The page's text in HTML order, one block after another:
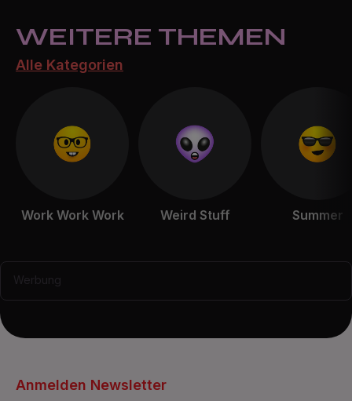
WEITERE THEMEN
Alle Kategorien
Work Work Work Weird Stuff Summer
Werbung
Anmelden Newsletter